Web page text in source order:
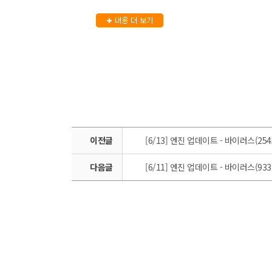
이전글 [6/13] 엔진 업데이트 - 바이러스
다음글 [6/11] 엔진 업데이트 - 바이러스